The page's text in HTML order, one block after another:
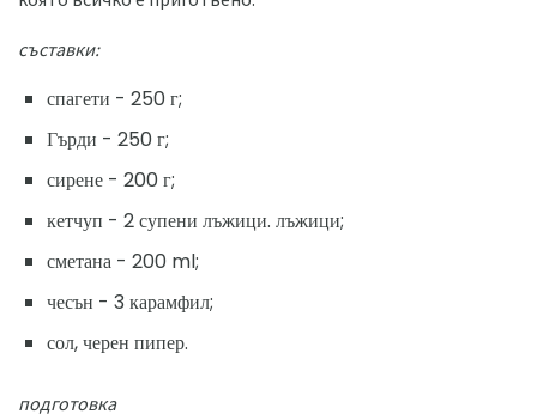
съставки:
спагети - 250 г;
Гърди - 250 г;
сирене - 200 г;
кетчуп - 2 супени лъжици. лъжици;
сметана - 200 ml;
чесън - 3 карамфил;
сол, черен пипер.
подготовка